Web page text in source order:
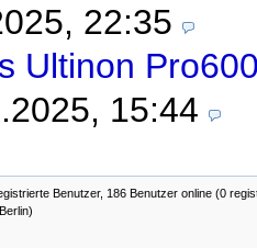
22:35
Ultinon
15:44
Benutzer, 186 Benutzer online (0